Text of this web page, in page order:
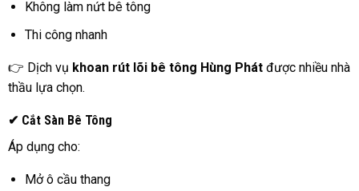
Không làm nứt bê tông
Thi công nhanh
👉 Dịch vụ khoan rút lõi bê tông Hùng Phátđược nhiều nhà
thầu lựa chọn.
✔ Cắt Sàn Bê Tông
Áp dụng cho:
Mở ô cầu thang